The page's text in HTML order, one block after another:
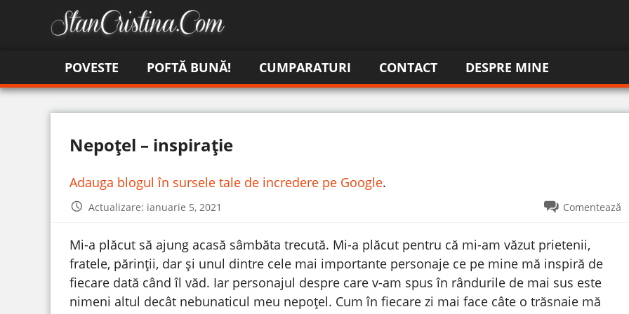
POVESTE POFTĂ BUNĂ! CUMPARATURI CONTACT DESPRE MINE
Nepoțel – inspirație
Adauga blogul în sursele tale de incredere pe Google.
Actualizare: ianuarie 5, 2021 Comentează
Mi-a plăcut să ajung acasă sâmbăta trecută. Mi-a plăcut pentru că mi-am văzut prietenii,
fratele, părinții, dar și unul dintre cele mai importante personaje ce pe mine mă inspiră de
fiecare dată când îl văd. Iar personajul despre care v-am spus în rândurile de mai sus este
nimeni altul decât nebunaticul meu nepoțel. Cum în fiecare zi mai face câte o trăsnaie mă